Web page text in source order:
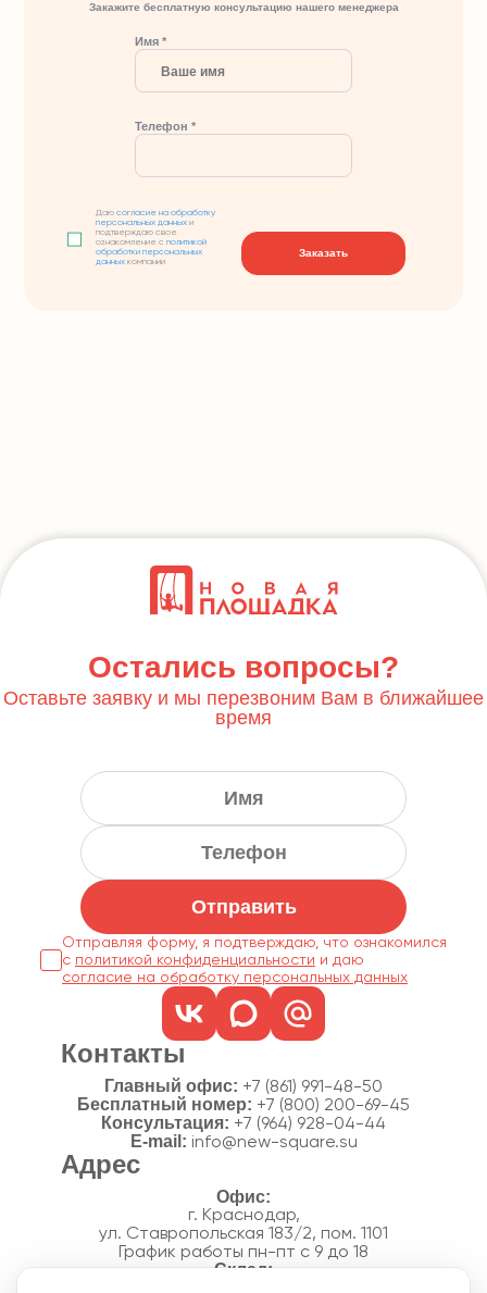
Закажите бесплатную консультацию нашего менеджера
Имя *
Телефон *
Даюсогласие на обработку
персональных данных и
подтверждаю свое
ознакомление сполитикой
обработки персональных
данных компании
Заказать
Остались вопросы?
Оставьте заявку и мы перезвоним Вам в ближайшее
время
Отправить
Отправляя форму, я подтверждаю, что ознакомился
с политикой конфиденциальности
согласие на обработку персональных данных
Контакты
Главный офис: +7 (861) 991-48-50
Бесплатный номер: +7 (800) 200-69-45
Консультация: +7 (964) 928-04-44
E-mail: info@new-square.su
Адрес
г. Краснодар,
ул. Ставропольская 183/2, пом. 1101
График работы пн-пт с 9 до 18